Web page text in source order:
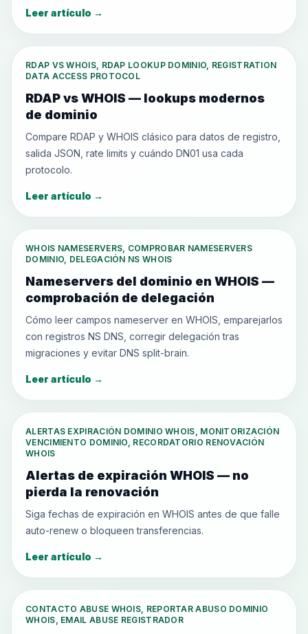
Leer artículo →
RDAP VS WHOIS, RDAP LOOKUP DOMINIO, REGISTRATION
DATA ACCESS PROTOCOL
RDAP vs WHOIS — lookups modernos
de dominio
Compare RDAP y WHOIS clásico para datos de registro,
salida JSON, rate limits y cuándo DN01 usa cada
protocolo.
Leer artículo →
WHOIS NAMESERVERS, COMPROBAR NAMESERVERS
DOMINIO, DELEGACIÓN NS WHOIS
Nameservers del dominio en WHOIS —
comprobación de delegación
Cómo leer campos nameserver en WHOIS, emparejarlos
con registros NS DNS, corregir delegación tras
migraciones y evitar DNS split-brain.
Leer artículo →
ALERTAS EXPIRACIÓN DOMINIO WHOIS, MONITORIZACIÓN
VENCIMIENTO DOMINIO, RECORDATORIO RENOVACIÓN
WHOIS
Alertas de expiración WHOIS — no
pierda la renovación
Siga fechas de expiración en WHOIS antes de que falle
auto-renew o bloqueen transferencias.
Leer artículo →
CONTACTO ABUSE WHOIS, REPORTAR ABUSO DOMINIO
WHOIS, EMAIL ABUSE REGISTRADOR